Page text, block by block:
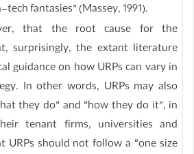
fantasies” (Massey, 1991).
that the root cause for the
surprisingly, the extant literature
guidance on how URPs can vary in
In other words, URPs may also
they do” and “how they do it”, in
tenant firms, universities and
URPs should not follow a “one size